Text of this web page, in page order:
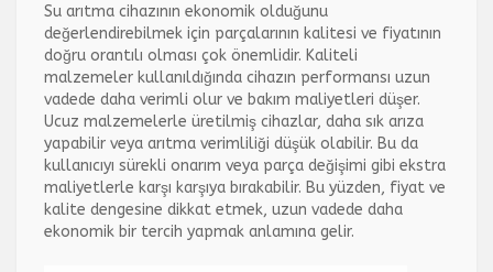
Su arıtma cihazının ekonomik olduğunu
değerlendirebilmek için parçalarının kalitesi ve fiyatının
doğru orantılı olması çok önemlidir. Kaliteli
malzemeler kullanıldığında cihazın performansı uzun
vadede daha verimli olur ve bakım maliyetleri düşer.
Ucuz malzemelerle üretilmiş cihazlar, daha sık arıza
yapabilir veya arıtma verimliliği düşük olabilir. Bu da
kullanıcıyı sürekli onarım veya parça değişimi gibi ekstra
maliyetlerle karşı karşıya bırakabilir. Bu yüzden, fiyat ve
kalite dengesine dikkat etmek, uzun vadede daha
ekonomik bir tercih yapmak anlamına gelir.